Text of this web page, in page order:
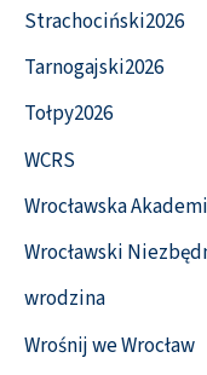
Strachociński2026
Tarnogajski2026
Tołpy2026
WCRS
Wrocławska
Wrocławski
wrodzina
Wrośnij we Wrocław